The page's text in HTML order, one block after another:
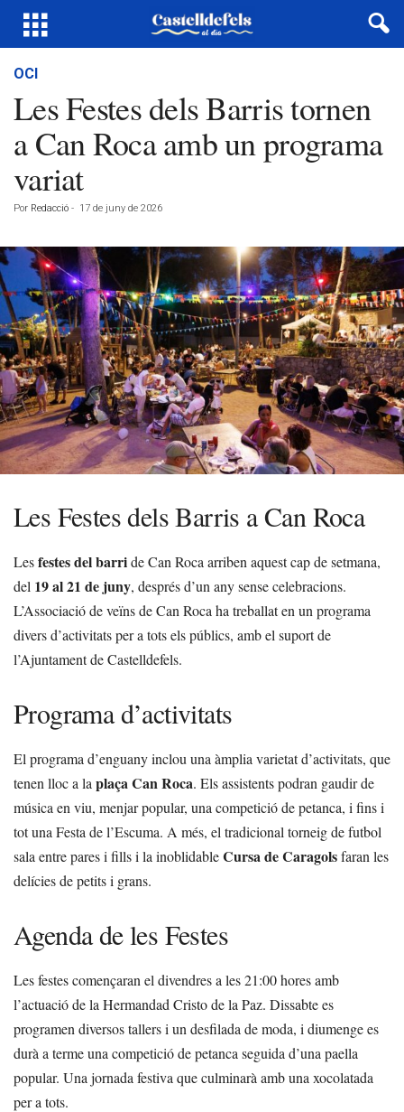
OCI
Les Festes dels Barris tornen
a Can Roca amb un programa
variat
Por Redacció - 17 de juny de 2026
Les Festes dels Barris a Can Roca
Lesfestes del barride Can Roca arriben aquest cap de setmana,
del 19 al 21 de juny, després d’un any sense celebracions.
L’Associació de veïns de Can Roca ha treballat en un programa
divers d’activitats per a tots els públics, amb el suport de
l’Ajuntament de Castelldefels.
Programa d’activitats
El programa d’enguany inclou una àmplia varietat d’activitats, que
tenen lloc a la plaça Can Roca. Els assistents podran gaudir de
música en viu, menjar popular, una competició de petanca, i fins i
tot una Festa de l’Escuma. A més, el tradicional torneig de futbol
sala entre pares i fills i la inoblidableCursa de Caragolsfaran les
delícies de petits i grans.
Agenda de les Festes
Les festes començaran el divendres a les 21:00 hores amb
l’actuació de la Hermandad Cristo de la Paz. Dissabte es
programen diversos tallers i un desfilada de moda, i diumenge es
durà a terme una competició de petanca seguida d’una paella
popular. Una jornada festiva que culminarà amb una xocolatada
per a tots.